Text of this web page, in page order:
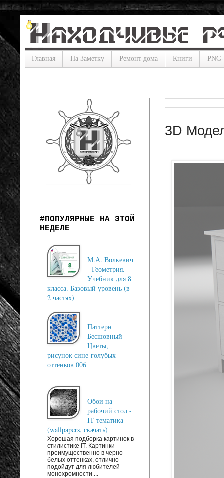
Главная На Заметку Ремонт дома Книги
3D
#ПОПУЛЯРНЫЕ НА ЭТОЙ
НЕДЕЛЕ
М.А. Волкевич
- Геометрия.
Учебник для 8
класса. Базовый уровень (в
2 частях)
Паттерн
Бесшовный -
Цветы,
рисунок сине-голубых
оттенков 006
Обои на
рабочий стол -
IT тематика
(wallpapers, скачать)
Хорошая подборка картинок в
стилистике IT. Картинки
преимущественно в черно-
белых оттенках, отлично
подойдут для любителей
монохромности ...